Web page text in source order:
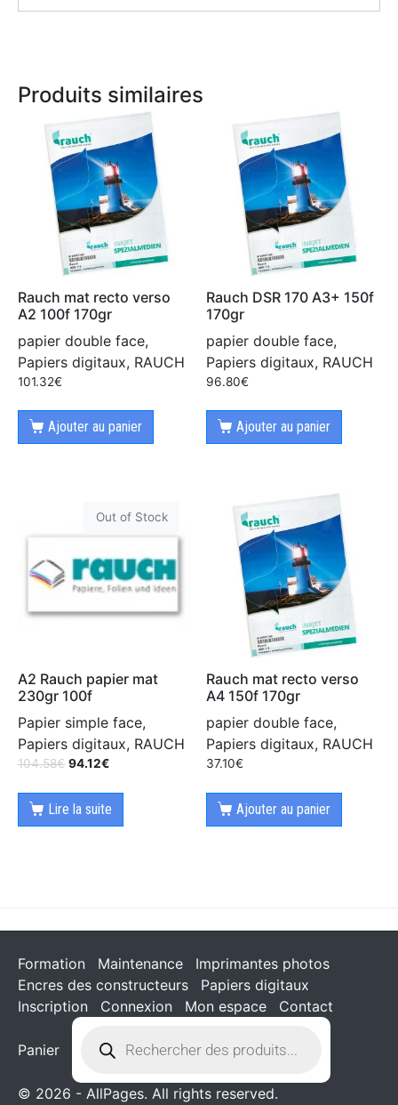
Produits similaires
Rauch mat recto verso
A2 100f 170gr
papier double face,
Papiers digitaux, RAUCH
101.32€
Ajouter au panier
Rauch DSR 170 A3+ 150f
170gr
papier double face,
Papiers digitaux, RAUCH
96.80€
Ajouter au panier
Out of Stock
A2 Rauch papier mat
230gr 100f
Papier simple face,
Papiers digitaux, RAUCH
104.58€ 94.12€
Lire la suite
Rauch mat recto verso
A4 150f 170gr
papier double face,
Papiers digitaux, RAUCH
37.10€
Ajouter au panier
Formation Maintenance
Imprimantes photos
Encres des constructeurs
Papiers digitaux
Inscription
Connexion Mon espace Contact
Panier
© 2026 - AllPages. All rights reserved.